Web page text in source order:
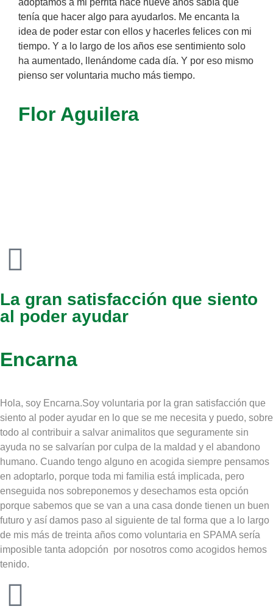
adoptamos a mi perrita hace nueve años sabía que
tenía que hacer algo para ayudarlos. Me encanta la
idea de poder estar con ellos y hacerles felices con mi
tiempo. Y a lo largo de los años ese sentimiento solo
ha aumentado, llenándome cada día. Y por eso mismo
pienso ser voluntaria mucho más tiempo.
Flor Aguilera
La gran satisfacción que siento
al poder ayudar
Encarna
Hola, soy Encarna.Soy voluntaria por la gran satisfacción que
siento al poder ayudar en lo que se me necesita y puedo, sobre
todo al contribuir a salvar animalitos que seguramente sin
ayuda no se salvarían por culpa de la maldad y el abandono
humano. Cuando tengo alguno en acogida siempre pensamos
en adoptarlo, porque toda mi familia está implicada, pero
enseguida nos sobreponemos y desechamos esta opción
porque sabemos que se van a una casa donde tienen un buen
futuro y así damos paso al siguiente de tal forma que a lo largo
de mis más de treinta años como voluntaria en SPAMA sería
imposible tanta adopción por nosotros como acogidos hemos
tenido.